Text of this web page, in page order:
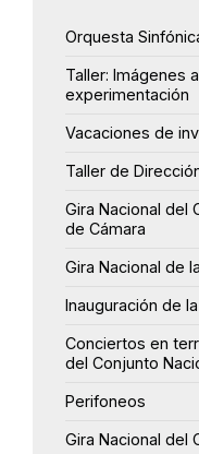
Orquesta
Taller: Imágenes
experimentación
Vacaciones de
Taller de
Gira Nacional del
de Cámara
Gira Nacional de
Inauguración de
Conciertos en
del Conjunto
Perifoneos
Gira Nacional del